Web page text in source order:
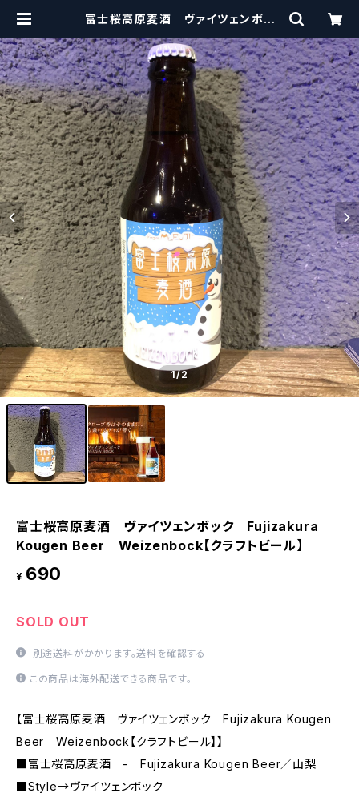
富士桜高原麦酒 ヴァイツェンボッ
Weizenbock【クラフトビール】 | cr
aftbeerscissors
1/2
富士桜高原麦酒 ヴァイツェンボック Fujizakura
Kougen Beer Weizenbock【クラフトビール】
¥ 690
SOLD OUT
別途送料がかかります。送料を確認する
この商品は海外配送できる商品です。
【富士桜高原麦酒 ヴァイツェンボック Fujizakura Kougen
Beer Weizenbock【クラフトビール】】
■富士桜高原麦酒 - Fujizakura Kougen Beer／山梨
■Style→ヴァイツェンボック